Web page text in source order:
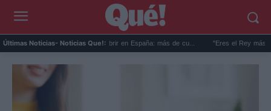
Últimas Noticias- Noticias Que!:
Récord de vacantes sin cubrir en España: más de cu... "Eres el Rey más guapo